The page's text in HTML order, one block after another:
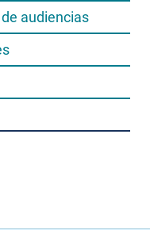
audiencias